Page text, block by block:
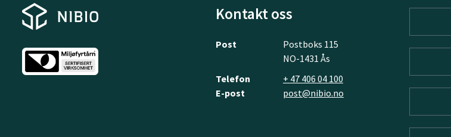
Kontakt oss
Post
Postboks 115
NO-1431 Ås
Telefon
+ 47 406 04 100
E-post
post@nibio.no